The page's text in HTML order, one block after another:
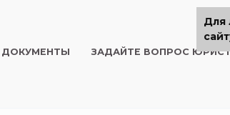
ДОКУМЕНТЫ ЗАДАЙТЕ ВОПРОС
Для